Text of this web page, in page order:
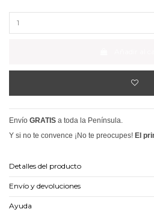
Envío GRATIS a toda la Península.
Y si no te convence ¡No te preocupes! El
Detalles del producto
Envío y devoluciones
Ayuda